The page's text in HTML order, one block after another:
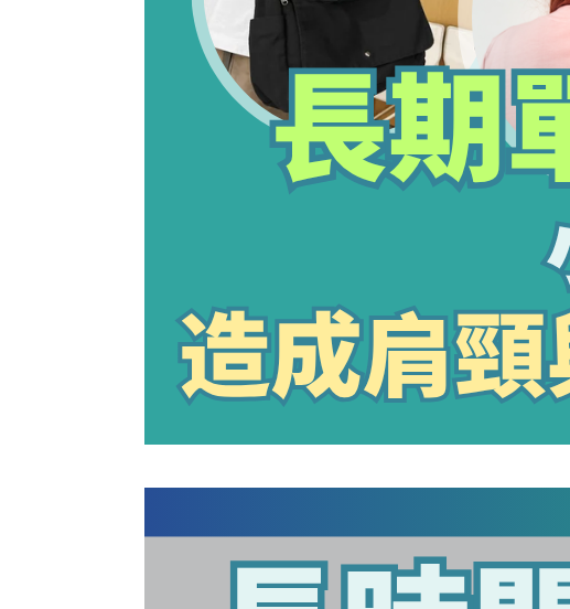
長期單側背包，小心造成肩頸與脊椎不
平衡
March 22, 2026 .